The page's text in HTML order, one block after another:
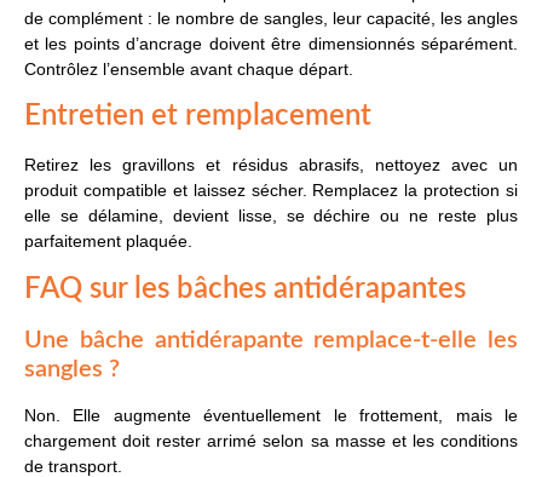
de complément : le nombre de sangles, leur capacité, les angles
et les points d’ancrage doivent être dimensionnés séparément.
Contrôlez l’ensemble avant chaque départ.
Entretien et remplacement
Retirez les gravillons et résidus abrasifs, nettoyez avec un
produit compatible et laissez sécher. Remplacez la protection si
elle se délamine, devient lisse, se déchire ou ne reste plus
parfaitement plaquée.
FAQ sur les bâches antidérapantes
Une bâche antidérapante remplace-t-elle les
sangles ?
Non. Elle augmente éventuellement le frottement, mais le
chargement doit rester arrimé selon sa masse et les conditions
de transport.